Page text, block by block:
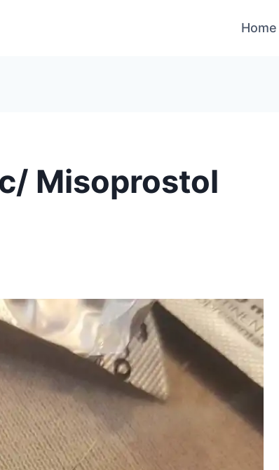
Home
Misoprostol